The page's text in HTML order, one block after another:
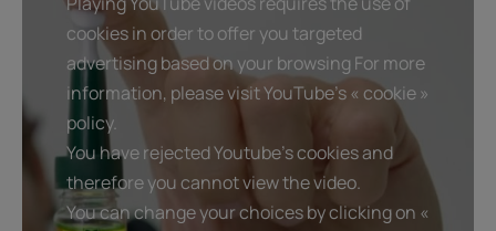
cookies in order to offer you targeted
advertising based on your browsing For more
information, please visit YouTube's « cookie »
policy.
You have rejected Youtube's cookies and
therefore you cannot view the video.
You can change your choices by clicking on «